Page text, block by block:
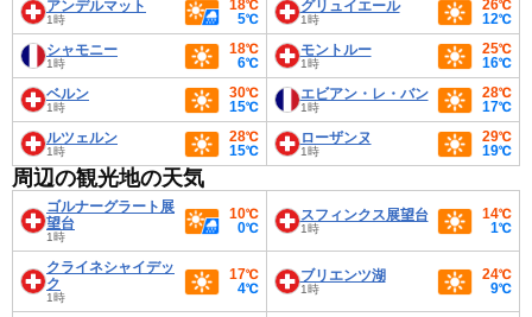
アンデルマット
1時
18℃
5℃
グリュイエール
1時
26℃
12℃
シャモニー
1時
18℃
6℃
モントルー
1時
25℃
16℃
ベルン
1時
30℃
15℃
エビアン・レ・バン
1時
28℃
17℃
ルツェルン
1時
28℃
15℃
ローザンヌ
1時
29℃
19℃
周辺の観光地の天気
ゴルナーグラート展
望台
1時
10℃
0℃
スフィンクス展望台
1時
14℃
1℃
クライネシャイデッ
ク
1時
17℃
4℃
ブリエンツ湖
1時
24℃
9℃